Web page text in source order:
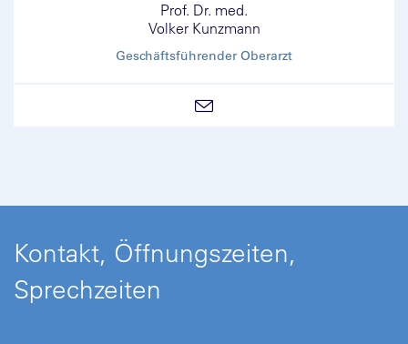
Prof. Dr. med.
Volker Kunzmann
Geschäftsführender Oberarzt
Kontakt, Öffnungszeiten,
Sprechzeiten